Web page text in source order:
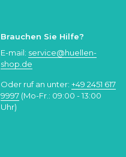
Brauchen Sie Hilfe?
E-mail: service@huellen-
shop.de
Oder ruf an unter: +49 2451 617
9997 (Mo-Fr.: 09:00 - 13:00
Uhr)